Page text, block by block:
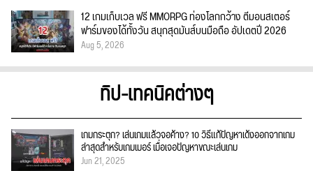
12 เกมเก็บเวล ฟรี MMORPG ท่องโลกกว้าง ตีมอนสเตอร์
ฟาร์มของได้ทั้งวัน สนุกสุดมันส์บนมือถือ อัปเดตปี 2026
Aug 5, 2026
ทิป-เทคนิคต่างๆ
เกมกระตุก? เล่นเกมแล้วจอค้าง? 10 วิธีแก้ปัญหาเด้งออกจากเกม
ล่าสุดสำหรับเกมเมอร์ เมื่อเจอปัญหาขณะเล่นเกม
Jun 21, 2025